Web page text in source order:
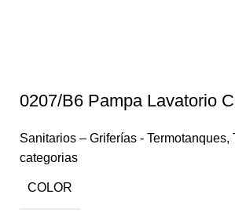
0207/B6 Pampa Lavatorio
Sanitarios – Griferías - Termotanques,
categorias
COLOR